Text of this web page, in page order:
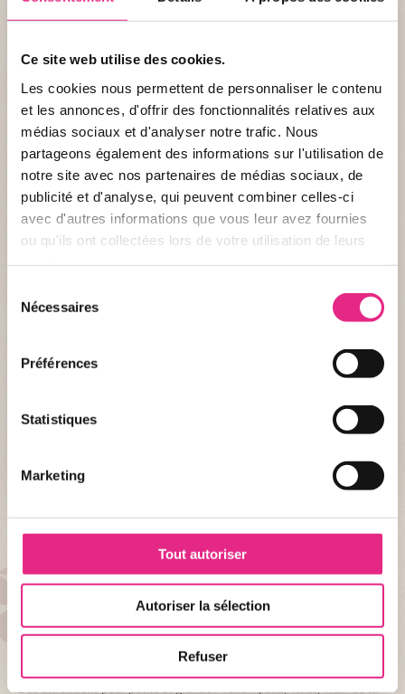
Ce site web utilise des cookies.
Les cookies nous permettent de personnaliser le contenu
et les annonces, d'offrir des fonctionnalités relatives aux
médias sociaux et d'analyser notre trafic. Nous
partageons également des informations sur l'utilisation de
notre site avec nos partenaires de médias sociaux, de
publicité et d'analyse, qui peuvent combiner celles-ci
avec d'autres informations que vous leur avez fournies
ou qu'ils ont collectées lors de votre utilisation de leurs
Nécessaires
Préférences
Statistiques
Marketing
Tout autoriser
Autoriser la sélection
Refuser
Informations
DESCRIPTION
Nom :Le Train des Aventuriers
1 adulte de + de 16 ans pour 3 enfants
31 attractions pour toute la
Des attractions pour petits et grands : Yukon Quad, Twist, Train de la